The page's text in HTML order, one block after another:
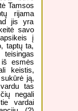
Tamsos
rijama
jis yra
savo
į
taptų ta,
esmės
keistis,
ją,
tas
negali
vardai